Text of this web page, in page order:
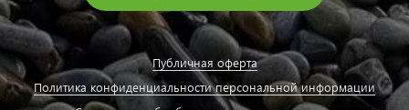
Публичная оферта
Политика конфиденциальности персональной информации